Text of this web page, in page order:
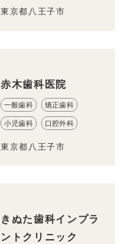
東京都八王子市
赤木歯科医院
一般歯科 矯正歯科
小児歯科 口腔外科
東京都八王子市
きぬた歯科インプラ
ントクリニック